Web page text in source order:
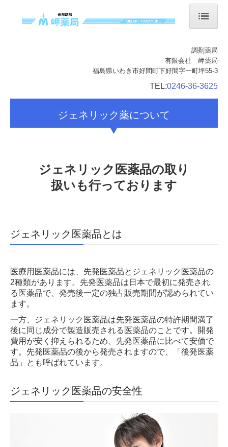
サービス案内
ジェネリック薬について
調剤薬局
有限会社 岬薬局
福島県いわき市好間町下好間字一町坪55-3
TEL:0246-36-3625
ジェネリック薬について
ジェネリック医薬品の取り
扱いも行っております
ジェネリック医薬品とは
医療用医薬品には、先発医薬品とジェネリック医薬品の
2種類があります。先発医薬品は日本で最初に発売され
る医薬品で、発売後一定の独占販売期間が認められてい
ます。
一方、ジェネリック医薬品は先発医薬品の特許期間満了
後に同じ成分で製造販売される医薬品のことです。開発
費用が安く抑えられるため、先発医薬品に比べて安価で
す。先発医薬品の後から発売されますので、「後発医薬
品」とも呼ばれています。
ジェネリック医薬品の安全性